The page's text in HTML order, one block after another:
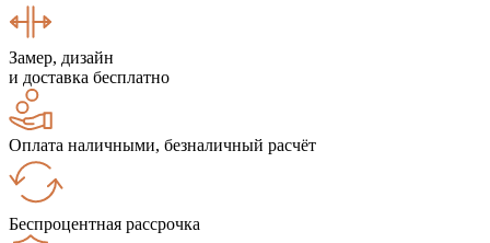
Замер, дизайн
и доставка бесплатно
Оплата наличными, безналичный расчёт
Беспроцентная рассрочка